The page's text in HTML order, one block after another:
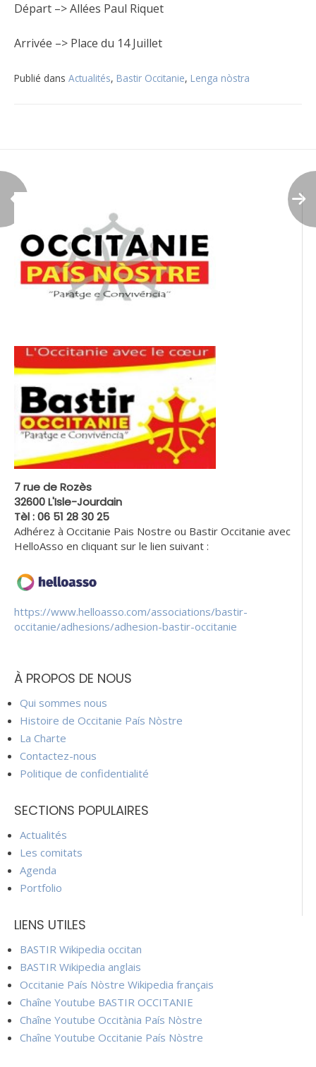
Départ –> Allées Paul Riquet
Arrivée –> Place du 14 Juillet
Publié dans Actualités, Bastir Occitanie, Lenga nòstra
l’article
7 rue de Rozès
32600 L'Isle-Jourdain
Tèl : 06 51 28 30 25
Adhérez à Occitanie Pais Nostre ou Bastir Occitanie avec
HelloAsso en cliquant sur le lien suivant :
https://www.helloasso.com/associations/bastir-
occitanie/adhesions/adhesion-bastir-occitanie
À PROPOS DE NOUS
Qui sommes nous
Histoire de Occitanie País Nòstre
La Charte
Contactez-nous
Politique de confidentialité
SECTIONS POPULAIRES
Actualités
Les comitats
Agenda
Portfolio
LIENS UTILES
BASTIR Wikipedia occitan
BASTIR Wikipedia anglais
Occitanie País Nòstre Wikipedia français
Chaîne Youtube BASTIR OCCITANIE
Chaîne Youtube Occitània País Nòstre
Chaîne Youtube Occitanie País Nòstre